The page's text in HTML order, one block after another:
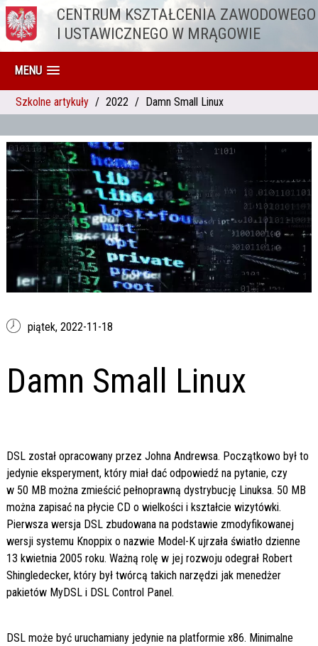
Przejdź do treściCENTRUM KSZTAŁCENIA ZAWODOWEGO
I USTAWICZNEGO W MRĄGOWIE
MENU
Szkolne artykuły 2022 Damn Small Linux
piątek, 2022-11-18
Damn Small Linux
DSL został opracowany przez Johna Andrewsa. Początkowo był to
jedynie eksperyment, który miał dać odpowiedź na pytanie, czy
w 50 MB można zmieścić pełnoprawną dystrybucję Linuksa. 50 MB
można zapisać na płycie CD o wielkości i kształcie wizytówki.
Pierwsza wersja DSL zbudowana na podstawie zmodyfikowanej
wersji systemu Knoppix o nazwie Model-K ujrzała światło dzienne
13 kwietnia 2005 roku. Ważną rolę w jej rozwoju odegrał Robert
Shingledecker, który był twórcą takich narzędzi jak menedżer
pakietów MyDSL i DSL Control Panel.
DSL może być uruchamiany jedynie na platformie x86. Minimalne